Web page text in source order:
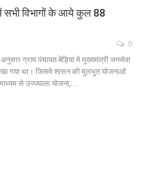
सभी विभागों के आये कुल 88
0
ग्राम पंचायत बेड़िया मे मुख्यमंत्री जनसेवा
गया था। जिसमे शासन की मुलभुत योजनाओं
से उज्जवला योजना,…